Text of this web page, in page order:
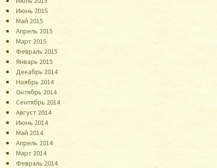
Июнь 2015
Май 2015
Апрель 2015
Март 2015
Февраль 2015
Январь 2015
Декабрь 2014
Ноябрь 2014
Октябрь 2014
Сентябрь 2014
Август 2014
Июнь 2014
Май 2014
Апрель 2014
Март 2014
Февраль 2014